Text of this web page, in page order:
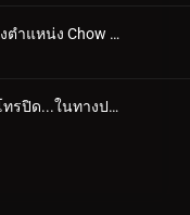
ตอนที่ 47 ครองตำแหน่ง Chow Crusher!
ตอนที่ 48 จบ โทรปิด...ในทางปฏิบัติ!